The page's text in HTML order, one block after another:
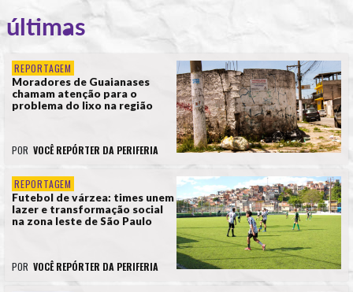
últimas
REPORTAGEM
Moradores de Guaianases
chamam atenção para o
problema do lixo na região
POR VOCÊ REPÓRTER DA PERIFERIA
REPORTAGEM
Futebol de várzea: times unem
lazer e transformação social
na zona leste de São Paulo
POR VOCÊ REPÓRTER DA PERIFERIA